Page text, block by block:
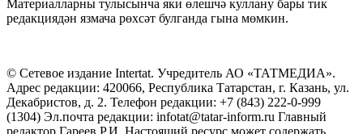
Материалларны тулысынча яки өлешчә куллану бары тик
редакциядән язмача рөхсәт булганда гына мөмкин.
© Сетевое издание Intertat. Учредитель АО «ТАТМЕДИА».
Адрес редакции: 420066, Республика Татарстан, г. Казань, ул.
Декабристов, д. 2. Телефон редакции: +7 (843) 222-0-999
(1304) Эл.почта редакции: infotat@tatar-inform.ru Главный
редактор Гареев Р.И. Настоящий ресурс может содержать